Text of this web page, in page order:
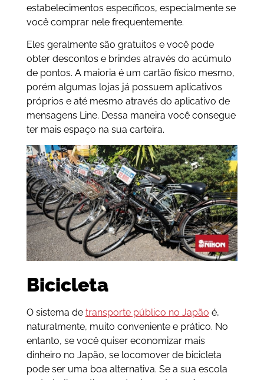
estabelecimentos específicos, especialmente se
você comprar nele frequentemente.
Eles geralmente são gratuitos e você pode
obter descontos e brindes através do acúmulo
de pontos. A maioria é um cartão físico mesmo,
porém algumas lojas já possuem aplicativos
próprios e até mesmo através do aplicativo de
mensagens Line. Dessa maneira você consegue
ter mais espaço na sua carteira.
Bicicleta
O sistema de transporte público no Japão é,
naturalmente, muito conveniente e prático. No
entanto, se você quiser economizar mais
dinheiro no Japão, se locomover de bicicleta
pode ser uma boa alternativa. Se a sua escola